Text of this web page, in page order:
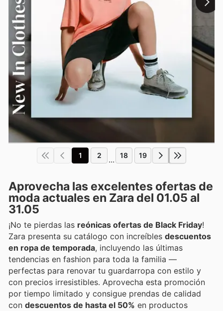
1 2 ... 18 19
Aprovecha las excelentes ofertas de
moda actuales en Zara del 01.05 al
31.05
¡No te pierdas las reónicas ofertas de Black Friday!
Zara presenta su catálogo con increíbles descuentos
en ropa de temporada, incluyendo las últimas
tendencias en fashion para toda la familia —
perfectas para renovar tu guardarropa con estilo y
con precios irresistibles. Aprovecha esta promoción
por tiempo limitado y consigue prendas de calidad
con descuentos de hasta el 50% en productos